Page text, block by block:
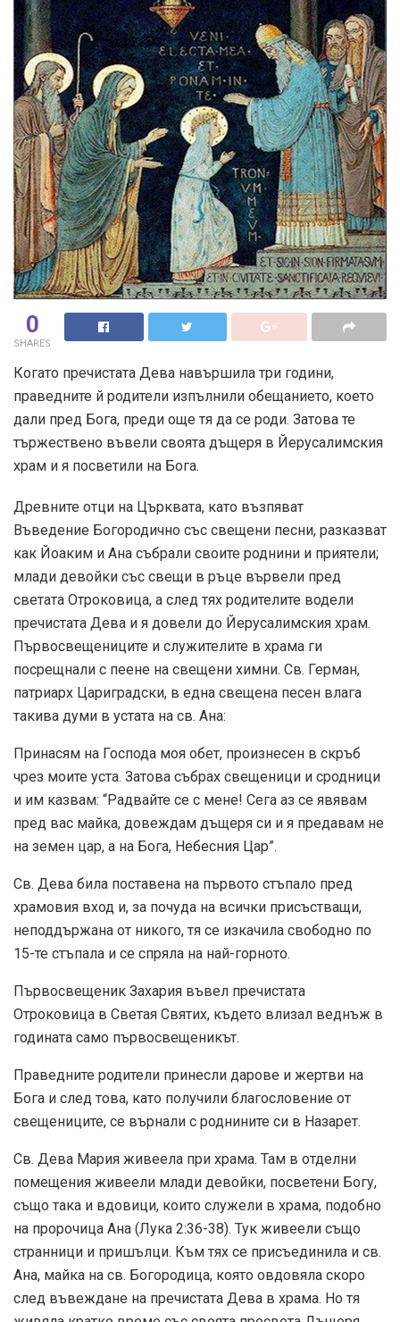
0
SHARES
Когато пречистата Дева навършила три години,
праведните й родители изпълнили обещанието, което
дали пред Бога, преди още тя да се роди. Затова те
тържествено въвели своята дъщеря в Йерусалимския
храм и я посветили на Бога.
Древните отци на Църквата, като възпяват
Въведение Богородично със свещени песни, разказват
как Йоаким и Ана събрали своите роднини и приятели;
млади девойки със свещи в ръце вървели пред
светата Отроковица, а след тях родителите водели
пречистата Дева и я довели до Йерусалимския храм.
Първосвещениците и служителите в храма ги
посрещнали с пеене на свещени химни. Св. Герман,
патриарх Цариградски, в една свещена песен влага
такива думи в устата на св. Ана:
Принасям на Господа моя обет, произнесен в скръб
чрез моите уста. Затова събрах свещеници и сродници
и им казвам: “Радвайте се с мене! Сега аз се явявам
пред вас майка, довеждам дъщеря си и я предавам не
на земен цар, а на Бога, Небесния Цар”.
Св. Дева била поставена на първото стъпало пред
храмовия вход и, за почуда на всички присъстващи,
неподдържана от никого, тя се изкачила свободно по
15-те стъпала и се спряла на най-горното.
Първосвещеник Захария въвел пречистата
Отроковица в Светая Святих, където влизал веднъж в
годината само първосвещеникът.
Праведните родители принесли дарове и жертви на
Бога и след това, като получили благословение от
свещениците, се върнали с роднините си в Назарет.
Св. Дева Мария живеела при храма. Там в отделни
помещения живеели млади девойки, посветени Богу,
също така и вдовици, които служели в храма, подобно
на пророчица Ана (Лука 2:36-38). Тук живеели също
странници и пришълци. Към тях се присъединила и св.
Ана, майка на св. Богородица, която овдовяла скоро
след въвеждане на пречистата Дева в храма. Но тя